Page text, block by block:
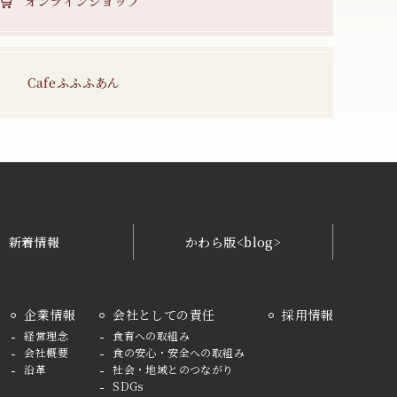
Cafeふふふあん
新着情報 かわら版<blog>
企業情報
経営理念
会社概要
沿革
会社としての責任
食育への取組み
食の安心・安全への取組み
社会・地域とのつながり
SDGs
採用情報